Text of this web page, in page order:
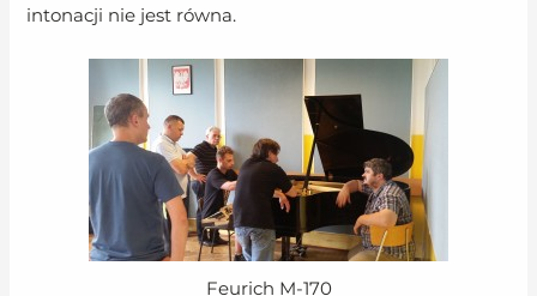
intonacji nie jest równa.
Feurich M-170